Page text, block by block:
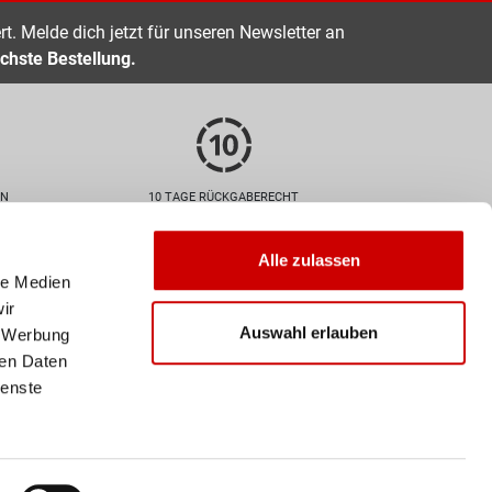
Medien
Daten
Alle zulassen
Auswahl erlauben
Melde dich jetzt für unseren Newsletter an
Bestellung.
10 TAGE RÜCKGABERECHT
Schweizer Post versendet. Ab